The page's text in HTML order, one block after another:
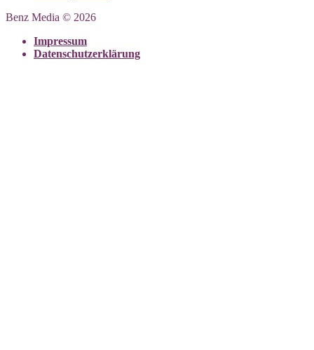
Benz Media © 2026
Impressum
Datenschutzerklärung